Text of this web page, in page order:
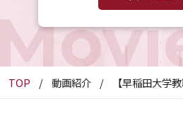
TOP 動画紹介 【早稲田大学